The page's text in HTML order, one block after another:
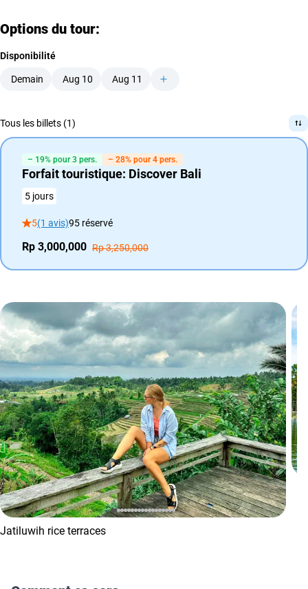
Options du tour:
Disponibilité
Demain Aug 10 Aug 11
Tous les billets (1)
– 19% pour 3 pers. – 28% pour 4 pers.
Forfait touristique: Discover Bali
5 jours
5(1 avis)95 réservé
Rp 3,000,000 Rp 3,250,000
Jatiluwih rice terraces